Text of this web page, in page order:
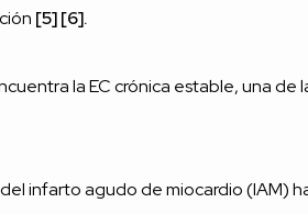
[5] [6].
la EC crónica estable, una de
infarto agudo de miocardio (IAM)